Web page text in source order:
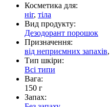
Косметика для:
ніг, тіла
Вид продукту:
Дезодорант порошок
Призначення:
від неприємних запахів,
Тип шкіри:
Всі типи
Вага:
150 г
Запах: